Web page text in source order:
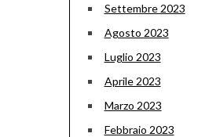
Settembre 2023
Agosto 2023
Luglio 2023
Aprile 2023
Marzo 2023
Febbraio 2023